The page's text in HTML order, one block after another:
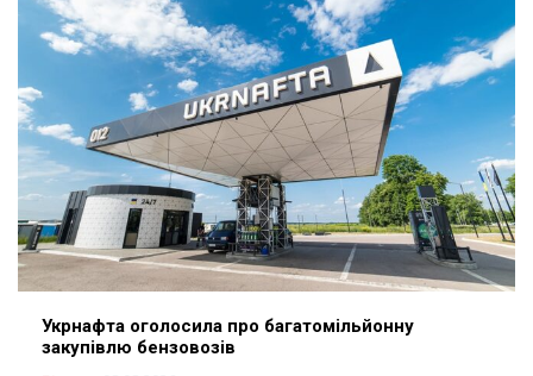
Укрнафта оголосила про багатомільйонну
закупівлю бензовозів